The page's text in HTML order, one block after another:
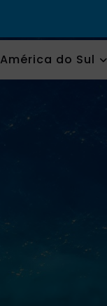
América do Sul